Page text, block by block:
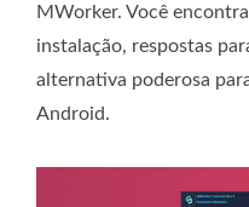
MWorker. Você
instalação, respostas
alternativa poderosa
Android.